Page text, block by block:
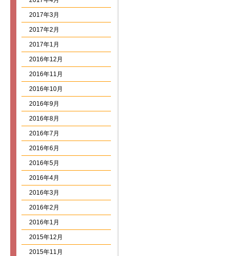
2017年3月
2017年2月
2017年1月
2016年12月
2016年11月
2016年10月
2016年9月
2016年8月
2016年7月
2016年6月
2016年5月
2016年4月
2016年3月
2016年2月
2016年1月
2015年12月
2015年11月